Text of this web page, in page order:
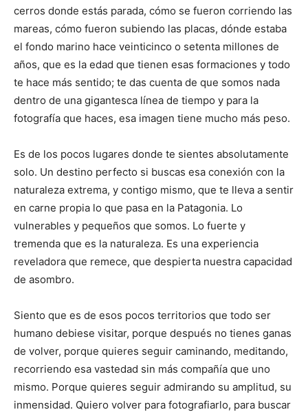
cerros donde estás parada, cómo se fueron corriendo las
mareas, cómo fueron subiendo las placas, dónde estaba
el fondo marino hace veinticinco o setenta millones de
años, que es la edad que tienen esas formaciones y todo
te hace más sentido; te das cuenta de que somos nada
dentro de una gigantesca línea de tiempo y para la
fotografía que haces, esa imagen tiene mucho más peso.
Es de los pocos lugares donde te sientes absolutamente
solo. Un destino perfecto si buscas esa conexión con la
naturaleza extrema, y contigo mismo, que te lleva a sentir
en carne propia lo que pasa en la Patagonia. Lo
vulnerables y pequeños que somos. Lo fuerte y
tremenda que es la naturaleza. Es una experiencia
reveladora que remece, que despierta nuestra capacidad
de asombro.
Siento que es de esos pocos territorios que todo ser
humano debiese visitar, porque después no tienes ganas
de volver, porque quieres seguir caminando, meditando,
recorriendo esa vastedad sin más compañía que uno
mismo. Porque quieres seguir admirando su amplitud, su
inmensidad. Quiero volver para fotografiarlo, para buscar